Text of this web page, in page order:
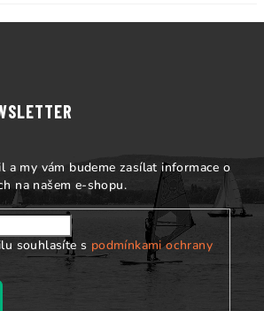
a my vám budeme zasílat informace o
na našem e-shopu.
souhlasíte s podmínkami ochrany